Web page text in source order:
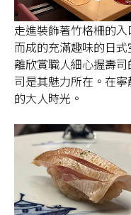
走進裝飾著竹格柵的
而成的充滿趣味的日
離欣賞職人細心握壽
司是其魅力所在。在
的大人時光。